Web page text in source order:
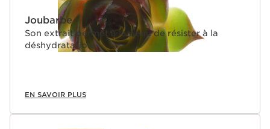
Joubarbe
Son extrait permet à la peau de résister à la
déshydratation.
EN SAVOIR PLUS